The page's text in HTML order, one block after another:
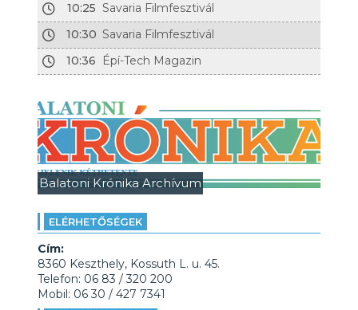
10:25 Savaria Filmfesztivál
10:30 Savaria Filmfesztivál
10:36
Épí-Tech Magazin
Balatoni Krónika Archívum
ELÉRHETŐSÉGEK
Cím:
8360 Keszthely, Kossuth L. u. 45.
Telefon: 06 83 / 320 200
Mobil: 06 30 / 427 7341